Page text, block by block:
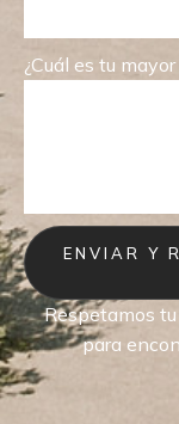
¿Cuál es tu
ENVIAR Y
Respetamos
para